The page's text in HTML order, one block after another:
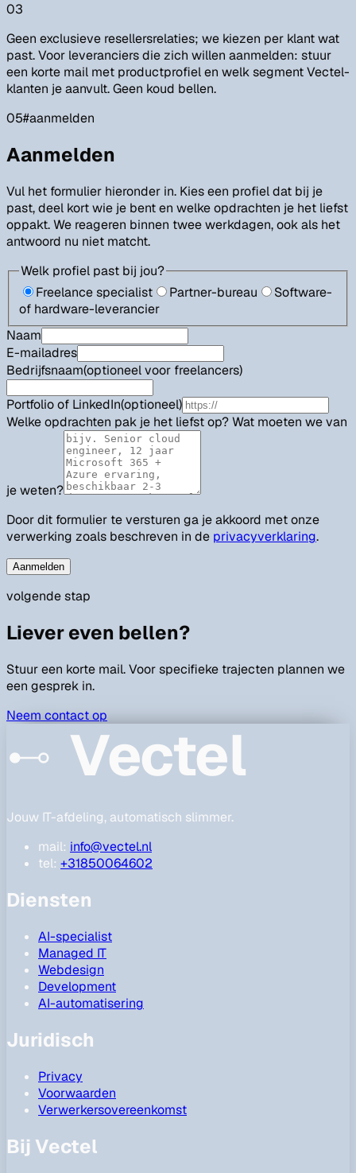
03
Geen exclusieve resellersrelaties; we kiezen per klant wat
past. Voor leveranciers die zich willen aanmelden: stuur
een korte mail met productprofiel en welk segment Vectel-
klanten je aanvult. Geen koud bellen.
05#aanmelden
Aanmelden
Vul het formulier hieronder in. Kies een profiel dat bij je
past, deel kort wie je bent en welke opdrachten je het liefst
oppakt. We reageren binnen twee werkdagen, ook als het
antwoord nu niet matcht.
Vul
veld
niet
in
Welk profiel past bij jou?
Freelance specialist
Partner-bureau
Software-
of hardware-leverancier
Naam
E-mailadres
Bedrijfsnaam(optioneel voor freelancers)
Portfolio of LinkedIn(optioneel)
Welke opdrachten pak je het liefst op? Wat moeten we van
je weten?
Door dit formulier te versturen ga je akkoord met onze
verwerking zoals beschreven in de privacyverklaring.
Aanmelden
volgende stap
Liever even bellen?
Stuur een korte mail. Voor specifieke trajecten plannen we
een gesprek in.
Neem contact op
Vectel
Jouw IT-afdeling, automatisch slimmer.
mail: info@vectel.nl
tel: +31850064602
Diensten
AI-specialist
Managed IT
Webdesign
Development
AI-automatisering
Juridisch
Privacy
Voorwaarden
Verwerkersovereenkomst
Bij Vectel